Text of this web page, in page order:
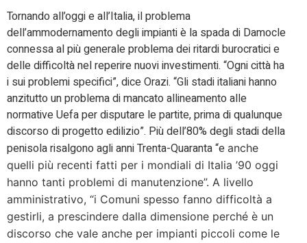
Tornando all’oggi e all’Italia, il problema
dell’ammodernamento degli impianti è la spada di Damocle
connessa al più generale problema dei ritardi burocratici e
delle difficoltà nel reperire nuovi investimenti. “Ogni città ha
i sui problemi specifici”, dice Orazi. “Gli stadi italiani hanno
anzitutto un problema di mancato allineamento alle
normative Uefa per disputare le partite, prima di qualunque
discorso di progetto edilizio”. Più dell’80% degli stadi della
penisola risalgono agli anni Trenta-Quaranta “e anche
quelli più recenti fatti per i mondiali di Italia ’90 oggi
hanno tanti problemi di manutenzione”. A livello
amministrativo, “i Comuni spesso fanno difficoltà a
gestirli, a prescindere dalla dimensione perché è un
discorso che vale anche per impianti piccoli come le